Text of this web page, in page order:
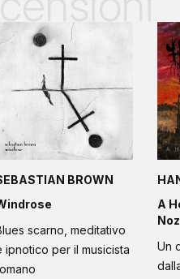
BROWN
scarno, meditativo
ipnotico per il musicista
A
Noz
Un